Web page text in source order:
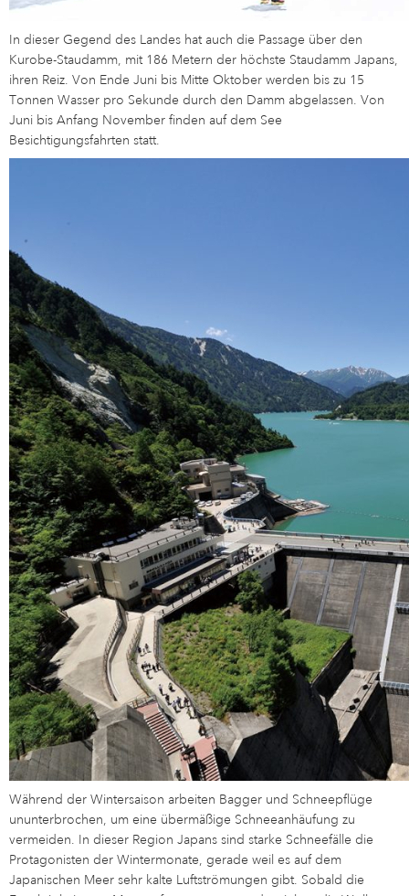
In dieser Gegend des Landes hat auch die Passage über den
Kurobe-Staudamm, mit 186 Metern der höchste Staudamm Japans,
ihren Reiz. Von Ende Juni bis Mitte Oktober werden bis zu 15
Tonnen Wasser pro Sekunde durch den Damm abgelassen. Von
Juni bis Anfang November finden auf dem See
Besichtigungsfahrten statt.
Während der Wintersaison arbeiten Bagger und Schneepflüge
ununterbrochen, um eine übermäßige Schneeanhäufung zu
vermeiden. In dieser Region Japans sind starke Schneefälle die
Protagonisten der Wintermonate, gerade weil es auf dem
Japanischen Meer sehr kalte Luftströmungen gibt. Sobald die